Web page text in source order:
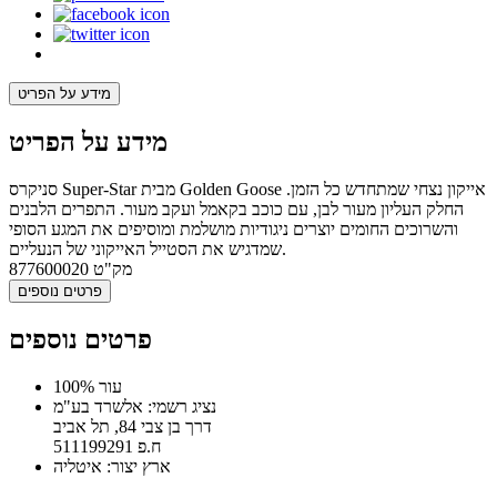
מידע על הפריט
מידע על הפריט
סניקרס Super-Star מבית Golden Goose אייקון נצחי שמתחדש כל הזמן.
החלק העליון מעור לבן, עם כוכב בקאמל ועקב מעור. התפרים הלבנים
והשרוכים החומים יוצרים ניגודיות מושלמת ומוסיפים את המגע הסופי
שמדגיש את הסטייל האייקוני של הנעליים.
מק"ט 877600020
פרטים נוספים
פרטים נוספים
100% עור
נציג רשמי: אלשרד בע"מ
דרך בן צבי 84, תל אביב
ח.פ 511199291
ארץ יצור: איטליה